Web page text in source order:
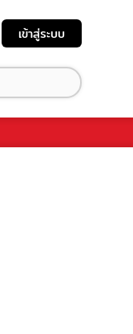
เข้าสู่ระบบ